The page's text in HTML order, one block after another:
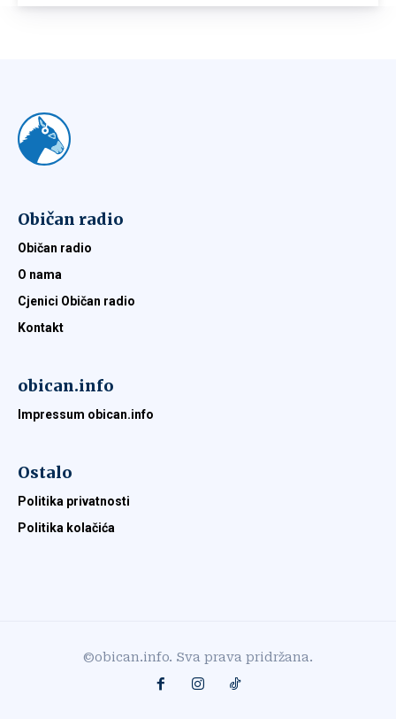
Običan radio
Običan radio
O nama
Cjenici Običan radio
Kontakt
obican.info
Impressum obican.info
Ostalo
Politika privatnosti
Politika kolačića
©obican.info. Sva prava pridržana.